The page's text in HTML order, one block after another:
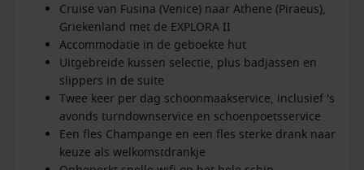
Cruise van Fusina (Venice) naar Athene (Piraeus),
Griekenland met de EXPLORA II
Accommodatie in de geboekte hut
Uitgebreide kussen selectie, plus badjassen en
slippers in de suite
Twee keer per dag schoonmaakservice, inclusief 's
avonds turndownservice en schoenpoetsservice
Een fles Champange en een fles sterke drank naar
keuze als welkomstdrankje